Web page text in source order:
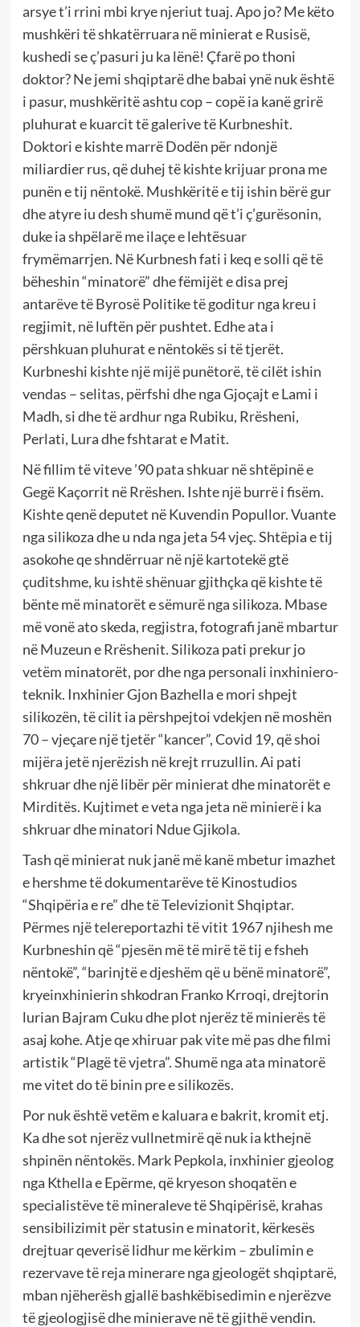
arsye t’i rrini mbi krye njeriut tuaj. Apo jo? Me këto
mushkëri të shkatërruara në minierat e Rusisë,
kushedi se ç’pasuri ju ka lënë! Çfarë po thoni
doktor? Ne jemi shqiptarë dhe babai ynë nuk është
i pasur, mushkëritë ashtu cop – copë ia kanë grirë
pluhurat e kuarcit të galerive të Kurbneshit.
Doktori e kishte marrë Dodën për ndonjë
miliardier rus, që duhej të kishte krijuar prona me
punën e tij nëntokë. Mushkëritë e tij ishin bërë gur
dhe atyre iu desh shumë mund që t’i ç’gurësonin,
duke ia shpëlarë me ilaçe e lehtësuar
frymëmarrjen. Në Kurbnesh fati i keq e solli që të
bëheshin “minatorë” dhe fëmijët e disa prej
antarëve të Byrosë Politike të goditur nga kreu i
regjimit, në luftën për pushtet. Edhe ata i
përshkuan pluhurat e nëntokës si të tjerët.
Kurbneshi kishte një mijë punëtorë, të cilët ishin
vendas – selitas, përfshi dhe nga Gjoçajt e Lami i
Madh, si dhe të ardhur nga Rubiku, Rrësheni,
Perlati, Lura dhe fshtarat e Matit.
Në fillim të viteve ’90 pata shkuar në shtëpinë e
Gegë Kaçorrit në Rrëshen. Ishte një burrë i fisëm.
Kishte qenë deputet në Kuvendin Popullor. Vuante
nga silikoza dhe u nda nga jeta 54 vjeç. Shtëpia e tij
asokohe qe shndërruar në një kartotekë gtë
çuditshme, ku ishtë shënuar gjithçka që kishte të
bënte më minatorët e sëmurë nga silikoza. Mbase
më vonë ato skeda, regjistra, fotografi janë mbartur
në Muzeun e Rrëshenit. Silikoza pati prekur jo
vetëm minatorët, por dhe nga personali inxhiniero-
teknik. Inxhinier Gjon Bazhella e mori shpejt
silikozën, të cilit ia përshpejtoi vdekjen në moshën
70 – vjeçare një tjetër “kancer”, Covid 19, që shoi
mijëra jetë njerëzish në krejt rruzullin. Ai pati
shkruar dhe një libër për minierat dhe minatorët e
Mirditës. Kujtimet e veta nga jeta në minierë i ka
shkruar dhe minatori Ndue Gjikola.
Tash që minierat nuk janë më kanë mbetur imazhet
e hershme të dokumentarëve të Kinostudios
“Shqipëria e re” dhe të Televizionit Shqiptar.
Përmes një telereportazhi të vitit 1967 njihesh me
Kurbneshin që “pjesën më të mirë të tij e fsheh
nëntokë”, “barinjtë e djeshëm që u bënë minatorë”,
kryeinxhinierin shkodran Franko Krroqi, drejtorin
lurian Bajram Cuku dhe plot njerëz të minierës të
asaj kohe. Atje qe xhiruar pak vite më pas dhe filmi
artistik “Plagë të vjetra”. Shumë nga ata minatorë
me vitet do të binin pre e silikozës.
Por nuk është vetëm e kaluara e bakrit, kromit etj.
Ka dhe sot njerëz vullnetmirë që nuk ia kthejnë
shpinën nëntokës. Mark Pepkola, inxhinier gjeolog
nga Kthella e Epërme, që kryeson shoqatën e
specialistëve të mineraleve të Shqipërisë, krahas
sensibilizimit për statusin e minatorit, kërkesës
drejtuar qeverisë lidhur me kërkim – zbulimin e
rezervave të reja minerare nga gjeologët shqiptarë,
mban njëherësh gjallë bashkëbisedimin e njerëzve
të gjeologjisë dhe minierave në të gjithë vendin.